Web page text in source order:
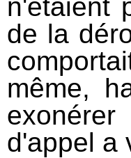
n'étaient
de la
même,
d'appel a